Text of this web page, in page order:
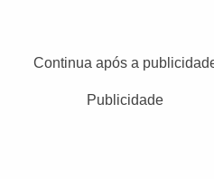
Continua após a
Publicidade